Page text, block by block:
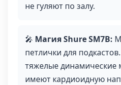
не гуляют по залу.
🎤 Магия Shure SM7B:
петлички для
тяжелые
имеют кардиоидную